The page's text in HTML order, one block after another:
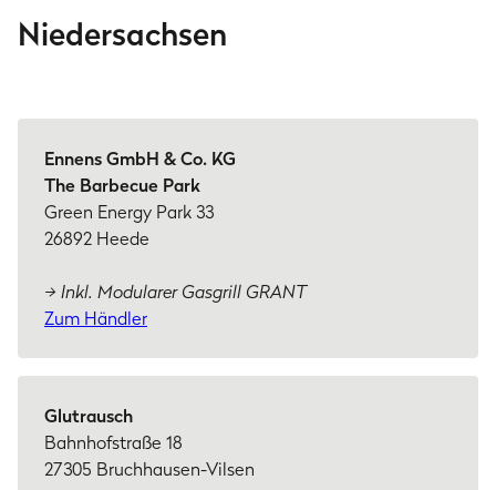
Niedersachsen
Ennens GmbH & Co. KG
The Barbecue Park
Green Energy Park 33
26892 Heede
→ Inkl. Modularer Gasgrill GRANT
Zum Händler
Glutrausch
Bahnhofstraße 18
27305 Bruchhausen-Vilsen